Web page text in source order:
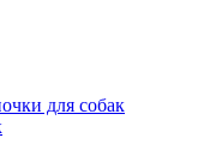
для собак